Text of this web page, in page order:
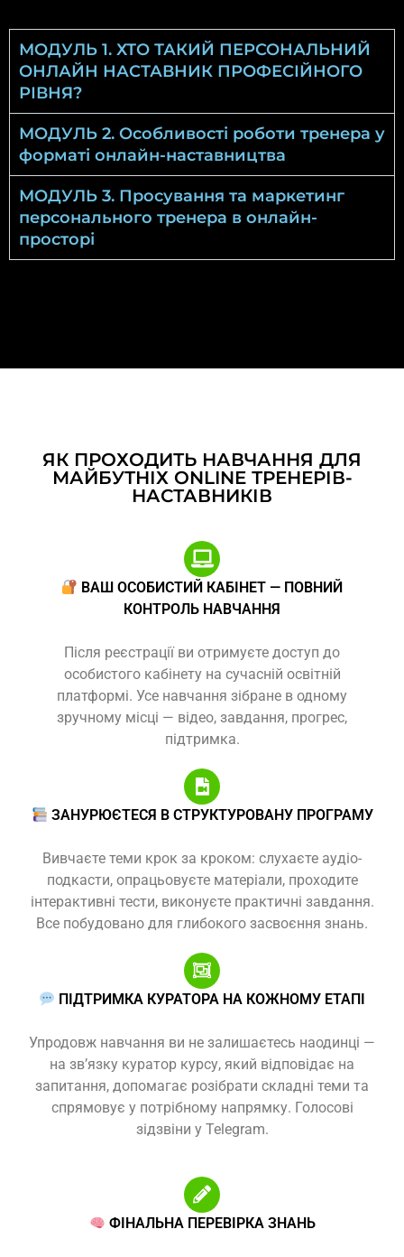
МОДУЛЬ 1. ХТО ТАКИЙ ПЕРСОНАЛЬНИЙ
ОНЛАЙН НАСТАВНИК ПРОФЕСІЙНОГО
РІВНЯ?
МОДУЛЬ 2. Особливості роботи тренера у
форматі онлайн-наставництва
МОДУЛЬ 3. Просування та маркетинг
персонального тренера в онлайн-
просторі
ЯК ПРОХОДИТЬ НАВЧАННЯ ДЛЯ
МАЙБУТНІХ ONLINE ТРЕНЕРІВ-
НАСТАВНИКІВ
ВАШ ОСОБИСТИЙ КАБІНЕТ — ПОВНИЙ
КОНТРОЛЬ НАВЧАННЯ
Після реєстрації ви отримуєте доступ до
особистого кабінету на сучасній освітній
платформі. Усе навчання зібране в одному
зручному місці — відео, завдання, прогрес,
підтримка.
ЗАНУРЮЄТЕСЯ В СТРУКТУРОВАНУ ПРОГРАМУ
Вивчаєте теми крок за кроком: слухаєте аудіо-
подкасти, опрацьовуєте матеріали, проходите
інтерактивні тести, виконуєте практичні завдання.
Все побудовано для глибокого засвоєння знань.
ПІДТРИМКА КУРАТОРА НА КОЖНОМУ ЕТАПІ
Упродовж навчання ви не залишаєтесь наодинці —
на зв’язку куратор курсу, який відповідає на
запитання, допомагає розібрати складні теми та
спрямовує у потрібному напрямку. Голосові
зідзвіни у Telegram.
ФІНАЛЬНА ПЕРЕВІРКА ЗНАНЬ